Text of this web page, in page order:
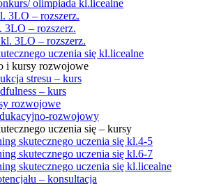
olimpiada kl.licealne
3LO – rozszerz.
3LO – rozszerz.
3LO – rozszerz.
uczenia się kl.licealne
i kursy rozwojowe
stresu – kurs
– kurs
rozwojowe
rozwojowy
uczenia się – kursy
skutecznego uczenia się kl.4-5
skutecznego uczenia się kl.6-7
skutecznego uczenia się kl.licealne
– konsultacja